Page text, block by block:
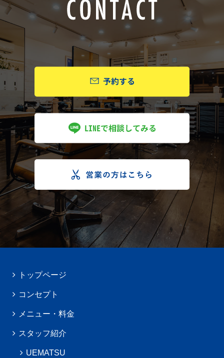
トップページ
コンセプト
メニュー・料金
スタッフ紹介
UEMATSU